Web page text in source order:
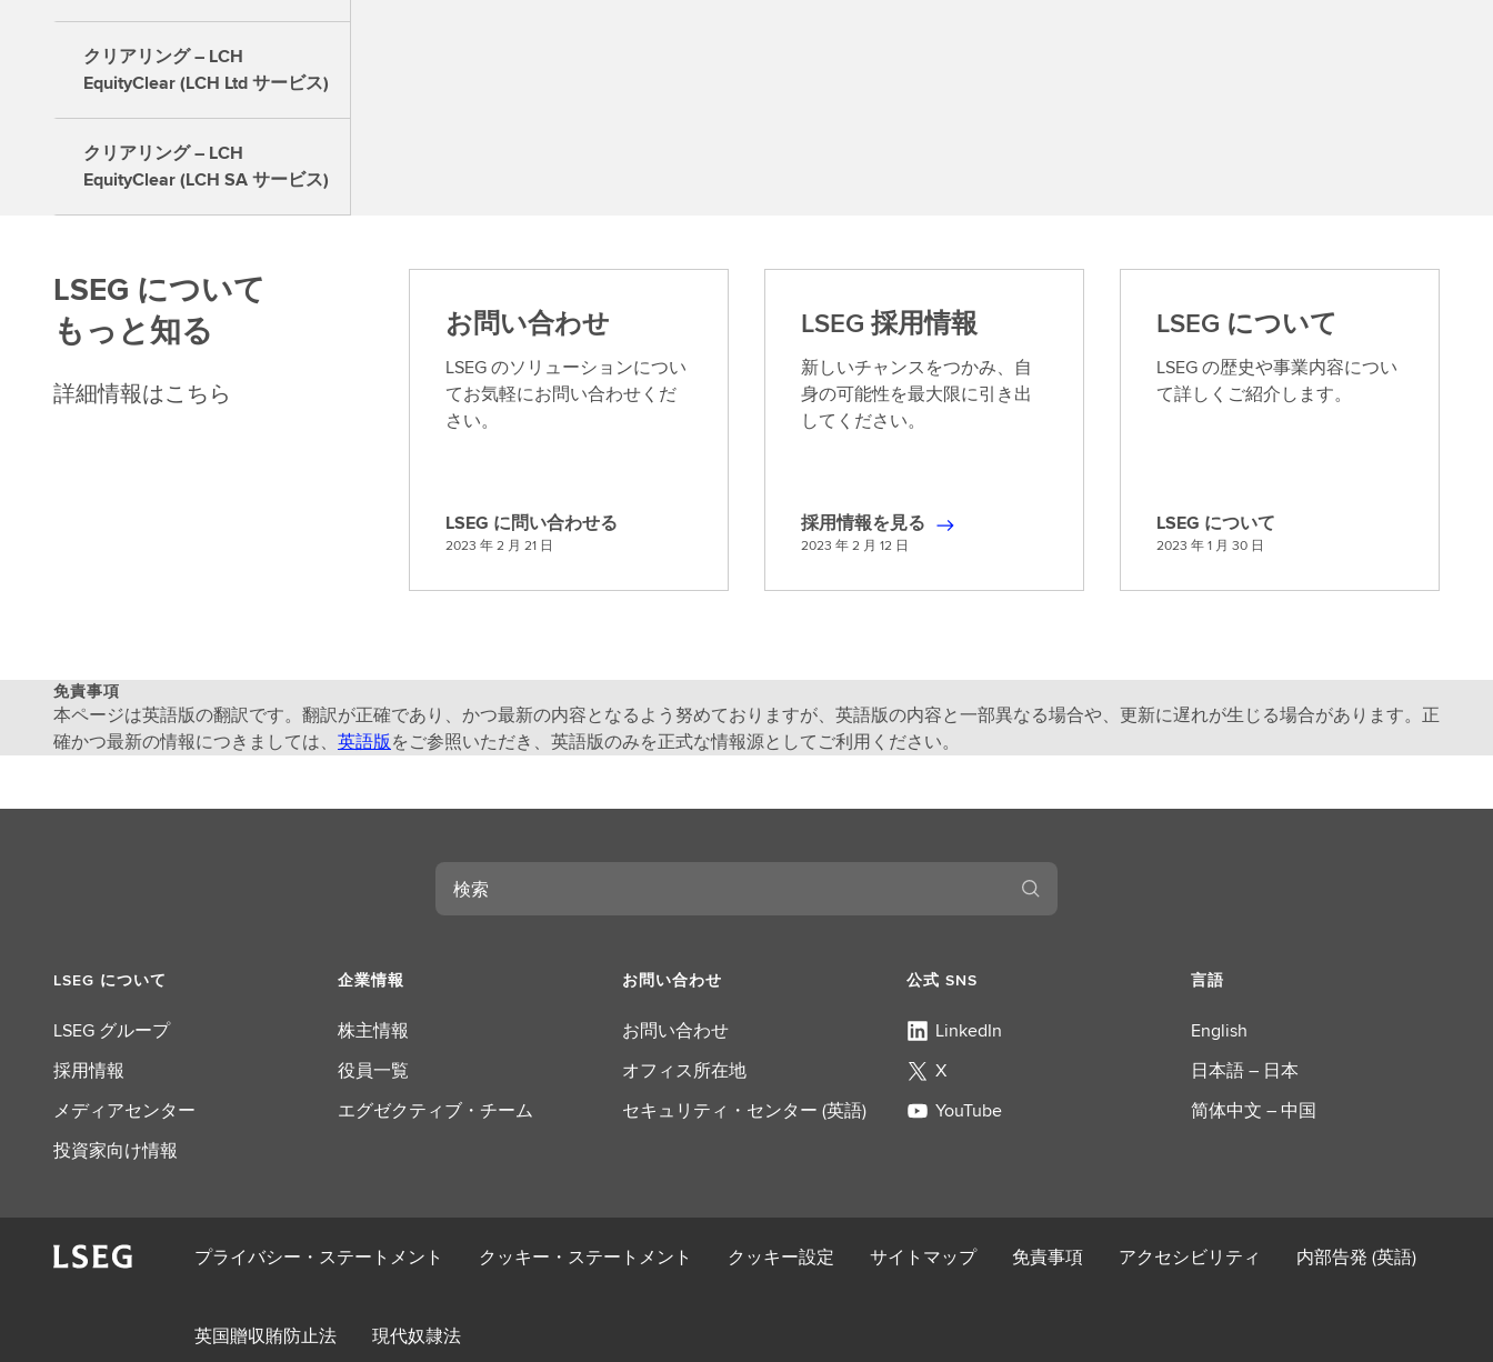
クリアリング – LCH
EquityClear (LCH Ltd サービス)
クリアリング – LCH
EquityClear (LCH SA サービス)
LSEG について
もっと知る
詳細情報はこちら
お問い合わせ
LSEG のソリューションについ
てお気軽にお問い合わせくだ
さい。
L
E
合
わ
LSEG に問い合わせる
2023 年 2 月 21 日
LSEG 採用情報
新しいチャンスをつかみ、自
身の可能性を最大限に引き出
してください。
採
情
採用情報を見る
2023 年 2 月 12 日
LSEG について
LSEG の歴史や事業内容につい
て詳しくご紹介します。
L
E
て
LSEG について
2023 年 1 月 30 日
免責事項
本ページは英語版の翻訳です。翻訳が正確であり、かつ最新の内容となるよう努めておりますが、英語版の内容と一部異なる場合や、更新に遅れが生じる場合があります。正
確かつ最新の情報につきましては、 英語版をご参照いただき、英語版のみを正式な情報源としてご利用ください。
検
LSEG について
LSEG グループ
採用情報
メディアセンター
投資家向け情報
企業情報
株主情報
役員一覧
エグゼクティブ・チーム
お問い合わせ
お問い合わせ
オフィス所在地
セキュリティ・センター (英語)
公式 SNS
LinkedIn
X
YouTube
言語
English
日本語 – 日本
简体中文 – 中国
プライバシー・ステートメント クッキー・ステートメント クッキー設定 サイトマップ 免責事項 アクセシビリティ 内部告発 (英語)
英国贈収賄防止法 現代奴隷法